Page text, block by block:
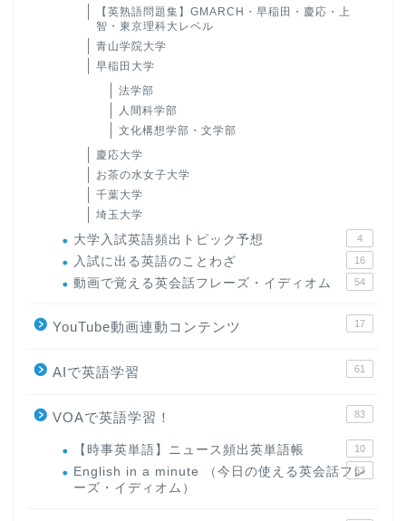
【英熟語問題集】GMARCH・早稲田・慶応・上
智・東京理科大レベル
青山学院大学
早稲田大学
法学部
人間科学部
文化構想学部・文学部
慶応大学
お茶の水女子大学
千葉大学
埼玉大学
大学入試英語頻出トピック予想 4
入試に出る英語のことわざ 16
動画で覚える英会話フレーズ・イディオム 54
YouTube動画連動コンテンツ 17
AIで英語学習 61
VOAで英語学習！ 83
【時事英単語】ニュース頻出英単語帳 10
English in a minute （今日の使える英会話フレ
ーズ・イディオム）
63